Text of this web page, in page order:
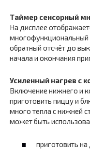
Таймер сенсорный
На дисплее
многофункциональный
обратный отсчёт до
начала и окончания
Усиленный нагрев с
Включение нижнего и
приготовить пиццу и
много тепла с нижней
может быть
приготовить